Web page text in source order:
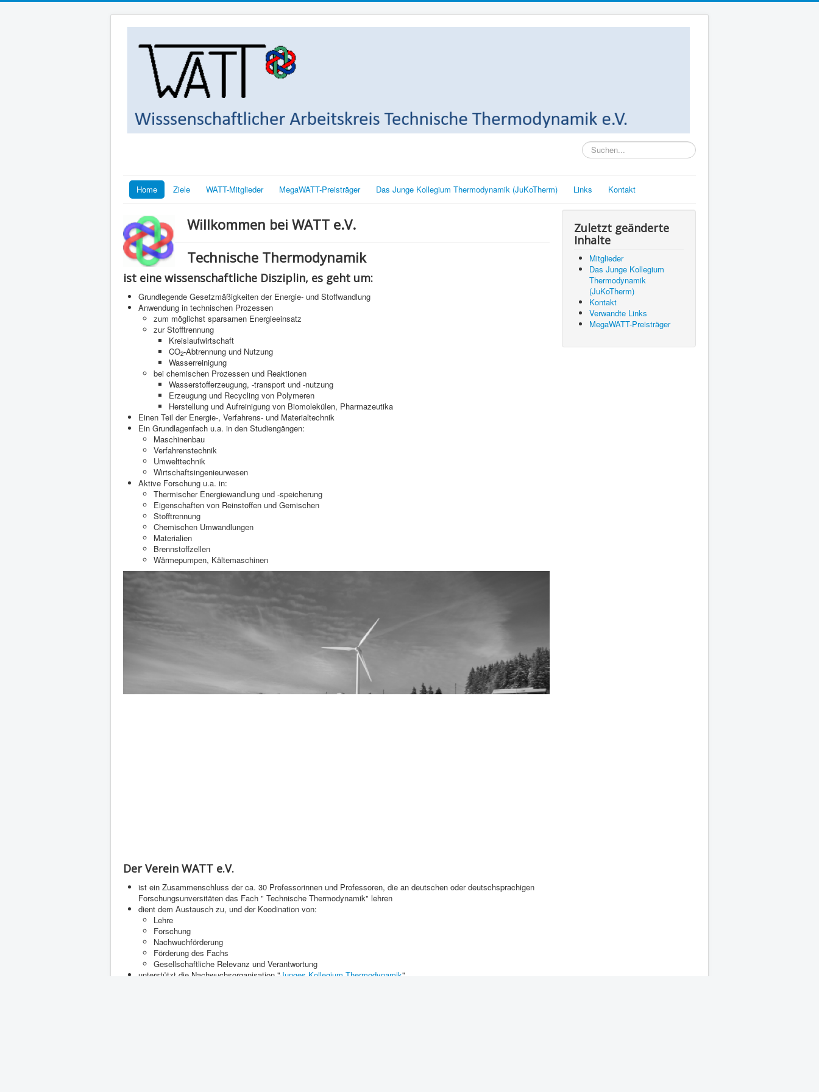
Suchen...
Home Ziele WATT-Mitglieder MegaWATT-Preisträger Das Junge Kollegium Thermodynamik (JuKoTherm) Links Kontakt
Willkommen bei WATT e.V.
Technische Thermodynamik
ist eine wissenschaftliche Disziplin, es geht um:
Grundlegende Gesetzmäßigkeiten der Energie- und Stoffwandlung
Anwendung in technischen Prozessen
zum möglichst sparsamen Energieeinsatz
zur Stofftrennung
Kreislaufwirtschaft
CO2-Abtrennung und Nutzung
Wasserreinigung
bei chemischen Prozessen und Reaktionen
Wasserstofferzeugung, -transport und -nutzung
Erzeugung und Recycling von Polymeren
Herstellung und Aufreinigung von Biomolekülen, Pharmazeutika
Einen Teil der Energie-, Verfahrens- und Materialtechnik
Ein Grundlagenfach u.a. in den Studiengängen:
Maschinenbau
Verfahrenstechnik
Umwelttechnik
Wirtschaftsingenieurwesen
Aktive Forschung u.a. in:
Thermischer Energiewandlung und -speicherung
Eigenschaften von Reinstoffen und Gemischen
Stofftrennung
Chemischen Umwandlungen
Materialien
Brennstoffzellen
Wärmepumpen, Kältemaschinen
Der Verein WATT e.V.
ist ein Zusammenschluss der ca. 30 Professorinnen und Professoren, die an deutschen oder deutschsprachigen
Forschungsunversitäten das Fach " Technische Thermodynamik" lehren
dient dem Austausch zu, und der Koodination von:
Lehre
Forschung
Nachwuchförderung
Förderung des Fachs
Gesellschaftliche Relevanz und Verantwortung
unterstützt die Nachwuchsorganisation "Junges Kollegium Thermodynamik"
Zuletzt geänderte
Inhalte
Mitglieder
Das Junge Kollegium
Thermodynamik
(JuKoTherm)
Kontakt
Verwandte Links
MegaWATT-Preisträger